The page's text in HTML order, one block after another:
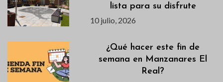
lista para su disfrute
10 julio, 2026
¿Qué hacer este fin de
semana en Manzanares El
Real?